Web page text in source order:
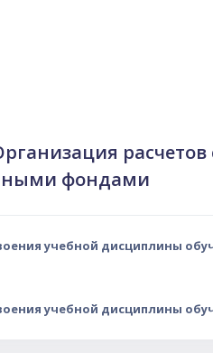
фондами
учебной дисциплины
учебной дисциплины